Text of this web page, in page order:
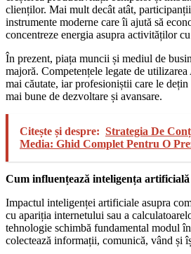
clienților. Mai mult decât atât,
instrumente moderne care îi ajută să
concentreze energia asupra activităților
În prezent, piața muncii și mediul de
majoră. Competențele legate de
mai căutate, iar profesioniștii care le
mai bune de dezvoltare și avansare.
Citește și despre: Strategia De
Media: Ghid Complet Pentru O
Cum influențează inteligența
Impactul inteligenței artificiale asupra
cu apariția internetului sau a
tehnologie schimbă fundamental modul
colectează informații, comunică, vând și